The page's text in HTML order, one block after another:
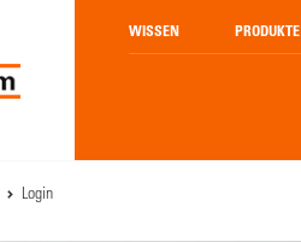
WISSEN PRODUKTE
Login